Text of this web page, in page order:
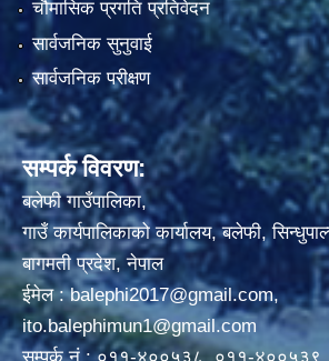
चौमासिक प्रगति प्रतिवेदन
सार्वजनिक सुनुवाई
सार्वजनिक परीक्षण
सम्पर्क विवरण:
बलेफी गाउँपालिका,
गाउँ कार्यपालिकाको कार्यालय, बलेफी,
बागमती प्रदेश, नेपाल
ईमेल :balephi2017@gmail.com,
ito.balephimun1@gmail.com